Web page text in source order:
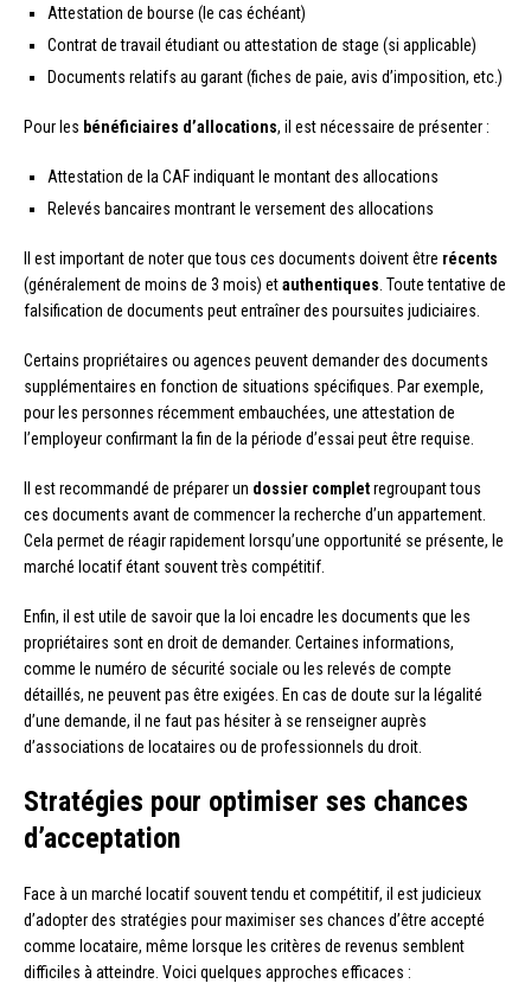
Attestation de bourse (le cas échéant)
Contrat de travail étudiant ou attestation de stage (si applicable)
Documents relatifs au garant (fiches de paie, avis d’imposition, etc.)
Pour les bénéficiaires d’allocations, il est nécessaire de présenter :
Attestation de la CAF indiquant le montant des allocations
Relevés bancaires montrant le versement des allocations
Il est important de noter que tous ces documents doivent être récents
(généralement de moins de 3 mois) etauthentiques . Toute tentative de
falsification de documents peut entraîner des poursuites judiciaires.
Certains propriétaires ou agences peuvent demander des documents
supplémentaires en fonction de situations spécifiques. Par exemple,
pour les personnes récemment embauchées, une attestation de
l’employeur confirmant la fin de la période d’essai peut être requise.
Il est recommandé de préparer un dossier completregroupant tous
ces documents avant de commencer la recherche d’un appartement.
Cela permet de réagir rapidement lorsqu’une opportunité se présente, le
marché locatif étant souvent très compétitif.
Enfin, il est utile de savoir que la loi encadre les documents que les
propriétaires sont en droit de demander. Certaines informations,
comme le numéro de sécurité sociale ou les relevés de compte
détaillés, ne peuvent pas être exigées. En cas de doute sur la légalité
d’une demande, il ne faut pas hésiter à se renseigner auprès
d’associations de locataires ou de professionnels du droit.
Stratégies pour optimiser ses chances
d’acceptation
Face à un marché locatif souvent tendu et compétitif, il est judicieux
d’adopter des stratégies pour maximiser ses chances d’être accepté
comme locataire, même lorsque les critères de revenus semblent
difficiles à atteindre. Voici quelques approches efficaces :